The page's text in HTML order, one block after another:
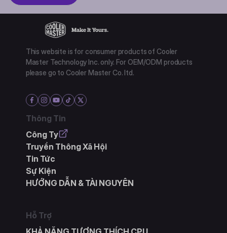
This website is for consumer products of Cooler
Master Technology Inc. only. For OEM/ODM products
please go to Cooler Master Co. ltd.
Thông Tin
Công Ty
Truyền Thông Xã Hội
Tin Tức
Sự Kiện
HƯỚNG DẪN & TÀI NGUYÊN
Hỗ Trợ